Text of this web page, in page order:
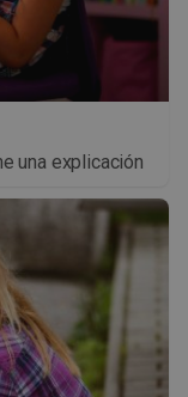
una explicación